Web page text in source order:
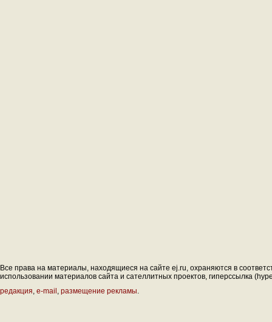
Все права на материалы, находящиеся на сайте ej.ru, охраняются в
использовании материалов сайта и сателлитных проектов, гиперссылка
редакция, e-mail , размещение рекламы.